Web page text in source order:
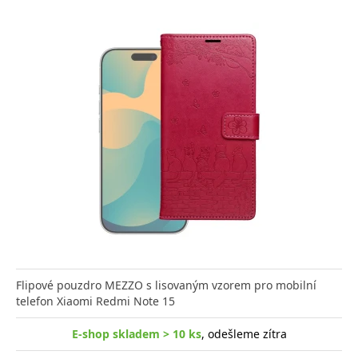
Flipové pouzdro MEZZO s lisovaným vzorem pro mobilní
telefon Xiaomi Redmi Note 15
E-shop skladem > 10 ks, odešleme zítra